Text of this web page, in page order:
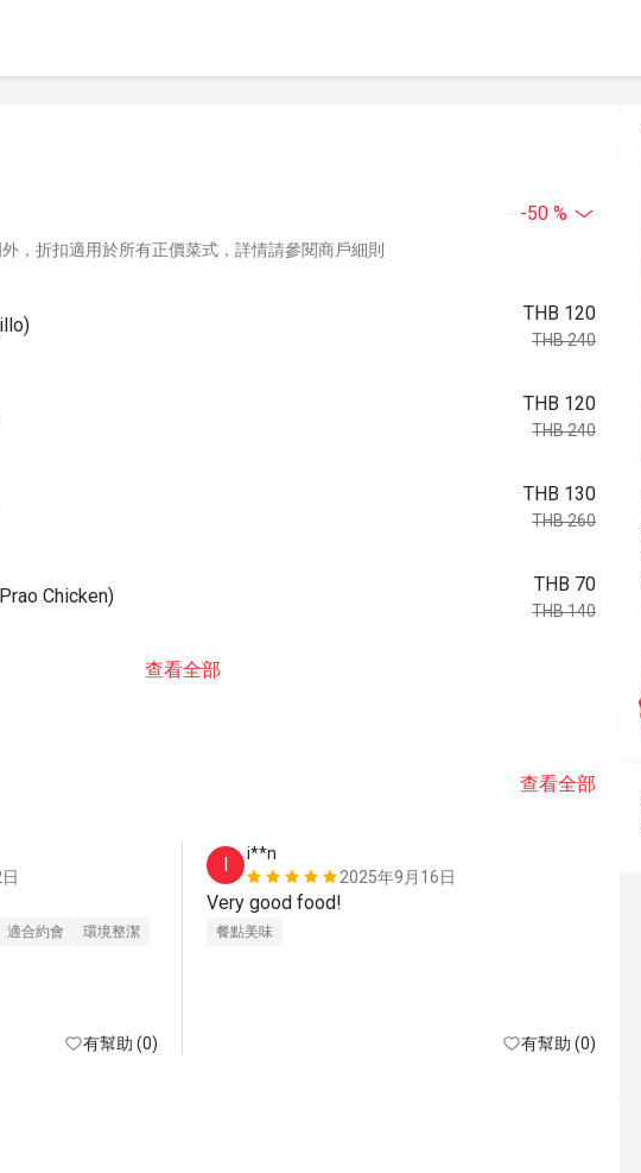
-50 %
，折扣適用於所有正價菜式，詳情請參閱商戶細則
THB 120
THB 240
THB 120
THB 240
THB 130
THB 260
Chicken)
THB 70
THB 140
查看全部
查看全部
適合約會
環境整潔
有幫助 (0)
I
i**n
2025年9月16日
Very good food!
餐點美味
有幫助 (0)